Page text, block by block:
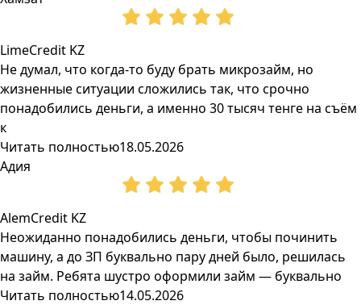
LimeCredit KZ
Не думал, что когда-то буду брать микрозайм, но
жизненные ситуации сложились так, что срочно
понадобились деньги, а именно 30 тысяч тенге на съём
к
Читать полностью18.05.2026
Адия
AlemCredit KZ
Неожиданно понадобились деньги, чтобы починить
машину, а до ЗП буквально пару дней было, решилась
на займ. Ребята шустро оформили займ — буквально
Читать полностью14.05.2026